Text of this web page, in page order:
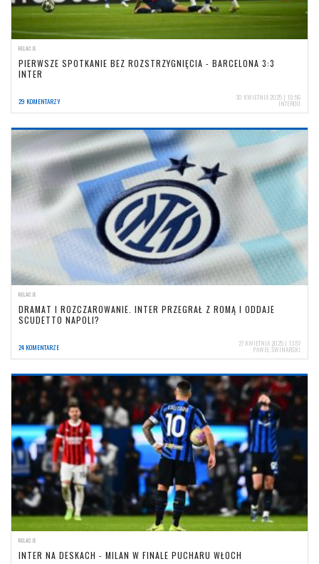
RELACJE
PIERWSZE SPOTKANIE BEZ ROZSTRZYGNIĘCIA - BARCELONA 3:3
INTER
29 KOMENTARZY 30 KWIETNIA 2025 | 19:56
INTER00
RELACJE
DRAMAT I ROZCZAROWANIE. INTER PRZEGRAŁ Z ROMĄ I ODDAJE
SCUDETTO NAPOLI?
24 KOMENTARZE 27 KWIETNIA 2025 | 13:57
PAWEŁ ŚWINARSKI
RELACJE
INTER NA DESKACH - MILAN W FINALE PUCHARU WŁOCH